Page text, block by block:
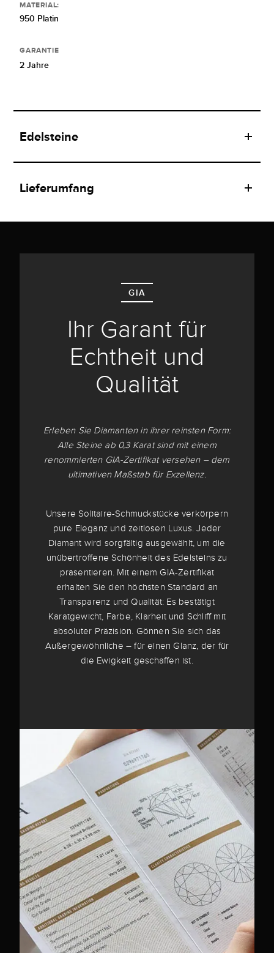
MATERIAL:
950 Platin
GARANTIE
2 Jahre
Edelsteine
Lieferumfang
GIA
Ihr Garant für
Echtheit und
Qualität
Erleben Sie Diamanten in ihrer reinsten Form:
Alle Steine ab 0,3 Karat sind mit einem
renommierten GIA-Zertifikat versehen – dem
ultimativen Maßstab für Exzellenz.
Unsere Solitaire-Schmuckstücke verkörpern
pure Eleganz und zeitlosen Luxus. Jeder
Diamant wird sorgfältig ausgewählt, um die
unübertroffene Schönheit des Edelsteins zu
präsentieren. Mit einem GIA-Zertifikat
erhalten Sie den höchsten Standard an
Transparenz und Qualität: Es bestätigt
Karatgewicht, Farbe, Klarheit und Schliff mit
absoluter Präzision. Gönnen Sie sich das
Außergewöhnliche – für einen Glanz, der für
die Ewigkeit geschaffen ist.